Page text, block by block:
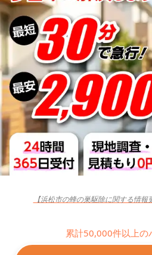
【浜松市の蜂の巣駆除に関する情
累計50,000件以上の